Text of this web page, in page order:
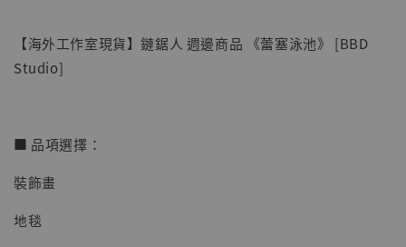
【海外工作室現貨】鏈鋸人 週邊商品 《蕾塞泳池》 [BBD
Studio]
■ 品項選擇：
裝飾畫
地毯